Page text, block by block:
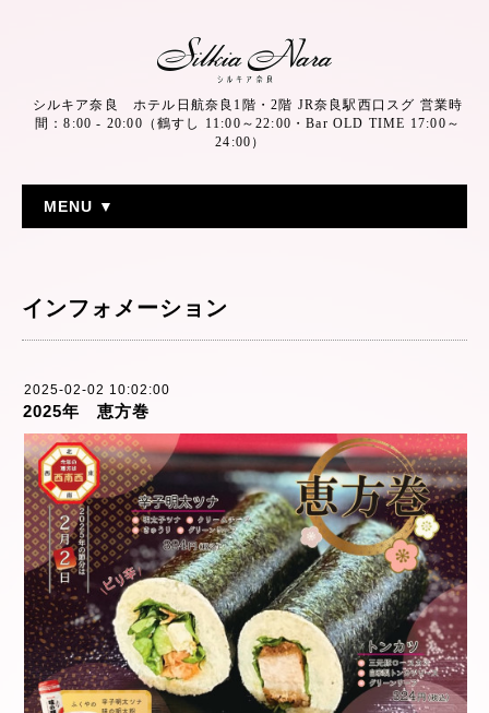
シルキア奈良 ホテル日航奈良1階・2階 JR奈良駅西口スグ 営業時
間：8:00 - 20:00（鶴すし 11:00～22:00・Bar OLD TIME 17:00～
24:00）
MENU ▼
インフォメーション
2025-02-02 10:02:00
2025年 恵方巻